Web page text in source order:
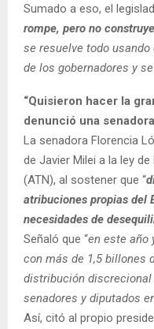
Sumado a eso, el
rompe, pero no
se resuelve todo
de los gobernadores y
“Quisieron hacer la
denunció una
La senadora Florencia
de Javier Milei a la ley
(ATN), al sostener que “
atribuciones propias del
necesidades de
Señaló que “en este año
con más de 1,5 billones
distribución discrecional
senadores y diputados
Así, citó al propio